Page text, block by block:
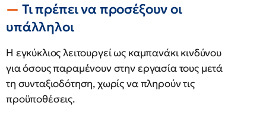
Τι πρέπει να προσέξουν οι
υπάλληλοι
Η εγκύκλιος λειτουργεί ως καμπανάκι κινδύνου
για όσους παραμένουν στην εργασία τους μετά
τη συνταξιοδότηση, χωρίς να πληρούν τις
προϋποθέσεις.